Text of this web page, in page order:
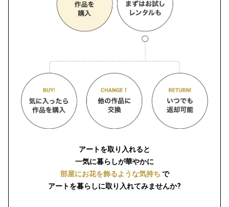
アートを取り入れると
一気に暮らしが華やかに
部屋にお花を飾るような気持ち で
アートを暮らしに取り入れてみませんか?